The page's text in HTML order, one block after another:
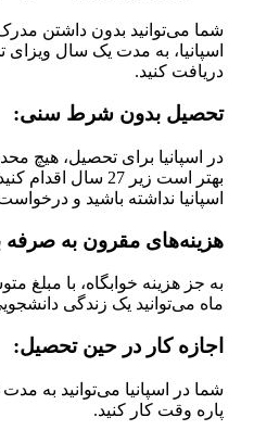
شما می‌توانید بدون داشتن
اسپانیا، به مدت یک سال ویزای
دریافت کنید.
تحصیل بدون شرط سنی:
در اسپانیا برای تحصیل، هیچ
بهتر است زیر 27
اسپانیا نداشته باشید و
هزینه‌های مقرون به صرفه
ماه می‌توانید یک زندگی
اجازه کار در حین تحصیل:
پاره وقت کار کنید.